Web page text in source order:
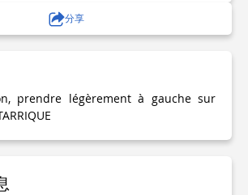
分享
prendre légèrement à gauche sur